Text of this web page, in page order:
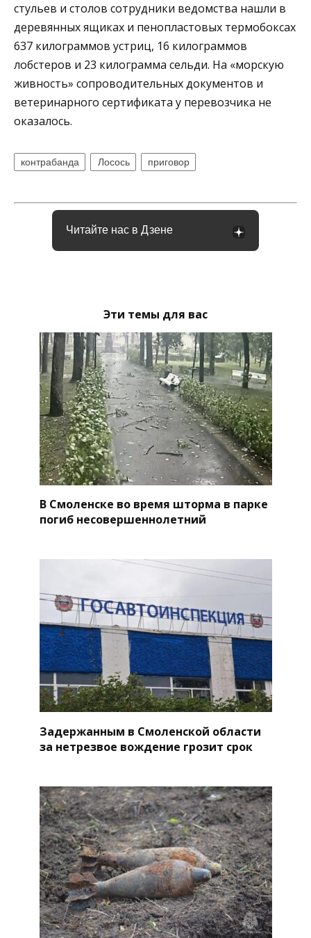
стульев и столов сотрудники ведомства нашли в
деревянных ящиках и пенопластовых термобоксах
637 килограммов устриц, 16 килограммов
лобстеров и 23 килограмма сельди. На «морскую
живность» сопроводительных документов и
ветеринарного сертификата у перевозчика не
оказалось.
контрабанда Лосось приговор
Читайте нас в Дзене
Эти темы для вас
В Смоленске во время шторма в парке
погиб несовершеннолетний
Задержанным в Смоленской области
за нетрезвое вождение грозит срок